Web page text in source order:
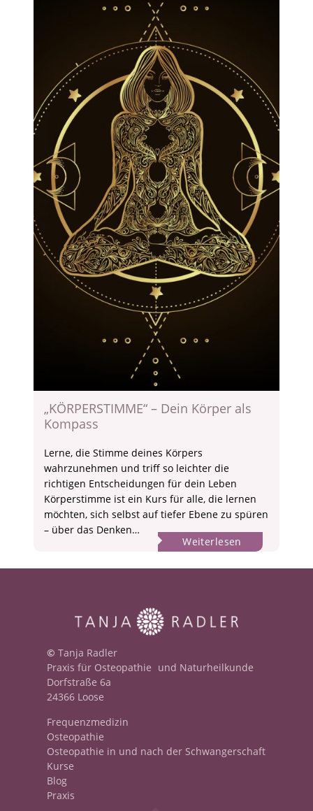
„KÖRPERSTIMME“ – Dein Körper als
Kompass
Lerne, die Stimme deines Körpers
wahrzunehmen und triff so leichter die
richtigen Entscheidungen für dein Leben
Körperstimme ist ein Kurs für alle, die lernen
möchten, sich selbst auf tiefer Ebene zu spüren
– über das Denken…
Weiterlesen
–
© Tanja Radler
Praxis für Osteopathie und Naturheilkunde
Dorfstraße 6a
24366 Loose
Frequenzmedizin
Osteopathie
Osteopathie in und nach der Schwangerschaft
Kurse
Blog
Praxis